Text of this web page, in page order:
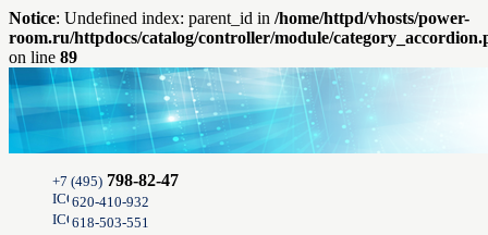
Notice: Undefined index: parent_id in /home/httpd/vhosts/power-
room.ru/httpdocs/catalog/controller/module/
on line 89
+7 (495) 798-82-47
620-410-932
618-503-551